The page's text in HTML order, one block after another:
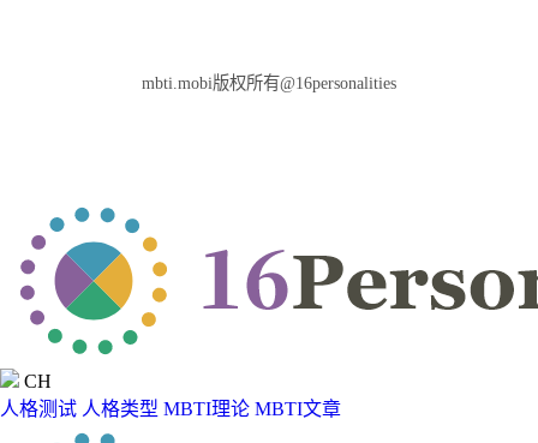
mbti.mobi版权所有@16personalities
CH
人格测试 人格类型 MBTI理论 MBTI文章